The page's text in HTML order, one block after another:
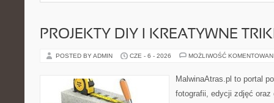
PROJEKTY DIY I KREATYWNE
POSTED BY ADMIN CZE - 6 - 2026 MOŻLIWOŚĆ
MalwinaAtras.pl to portal
fotografii, edycji zdjęć oraz